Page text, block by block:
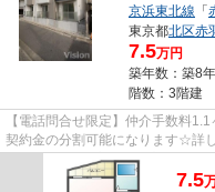
京浜東北線 「
東京都北区赤
7.5万円
築年数：築8
階数：3階建
【電話問合せ限定】仲介手数料
契約金の分割可能になります☆詳
8662】VISION高田馬場店までご
7.5